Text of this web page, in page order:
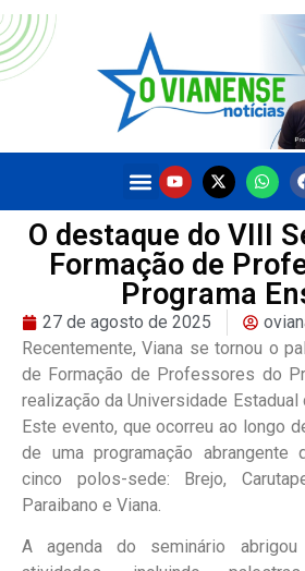
O destaque do VIII
Formação de
Programa
27 de agosto de 2025
Recentemente, Viana se tornou o
de Formação de Professores do
realização da Universidade Estadual
Este evento, que ocorreu ao longo
de uma programação
cinco polos-sede: Brejo,
Paraibano e Viana.
A agenda do seminário